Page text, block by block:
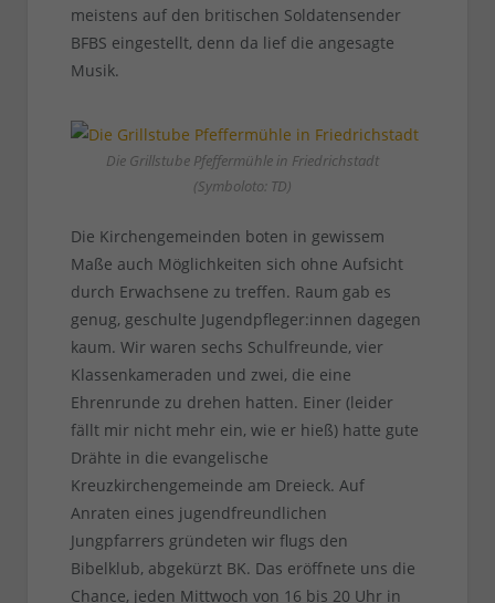
meistens auf den britischen Soldatensender
BFBS eingestellt, denn da lief die angesagte
Musik.
Die Grillstube Pfeffermühle in Friedrichstadt
(Symboloto: TD)
Die Kirchengemeinden boten in gewissem
Maße auch Möglichkeiten sich ohne Aufsicht
durch Erwachsene zu treffen. Raum gab es
genug, geschulte Jugendpfleger:innen dagegen
kaum. Wir waren sechs Schulfreunde, vier
Klassenkameraden und zwei, die eine
Ehrenrunde zu drehen hatten. Einer (leider
fällt mir nicht mehr ein, wie er hieß) hatte gute
Drähte in die evangelische
Kreuzkirchengemeinde am Dreieck. Auf
Anraten eines jugendfreundlichen
Jungpfarrers gründeten wir flugs den
Bibelklub, abgekürzt BK. Das eröffnete uns die
Chance, jeden Mittwoch von 16 bis 20 Uhr in